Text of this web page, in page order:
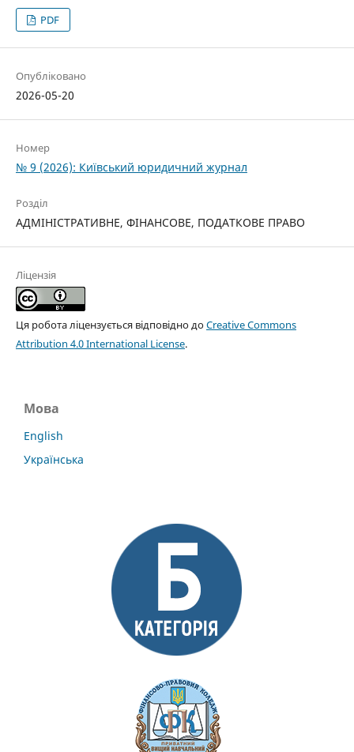
PDF
Опубліковано
2026-05-20
Номер
№ 9 (2026): Київський юридичний журнал
Розділ
АДМІНІСТРАТИВНЕ, ФІНАНСОВЕ, ПОДАТКОВЕ ПРАВО
Ліцензія
Ця робота ліцензується відповідно доCreative Commons
Attribution 4.0 International License.
Мова
English
Українська